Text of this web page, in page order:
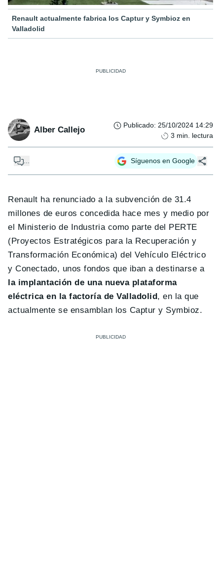
Renault actualmente fabrica los Captur y Symbioz en
Valladolid
Alber Callejo Publicado: 25/10/2024 14:29
3 min. lectura
... Síguenos en Google
Renault ha renunciado a la subvención de 31.4
millones de euros concedida hace mes y medio por
el Ministerio de Industria como parte del PERTE
(Proyectos Estratégicos para la Recuperación y
Transformación Económica) del Vehículo Eléctrico
y Conectado, unos fondos que iban a destinarse a
la implantación de una nueva plataforma
eléctrica en la factoría de Valladolid , en la que
actualmente se ensamblan los Captur y Symbioz.